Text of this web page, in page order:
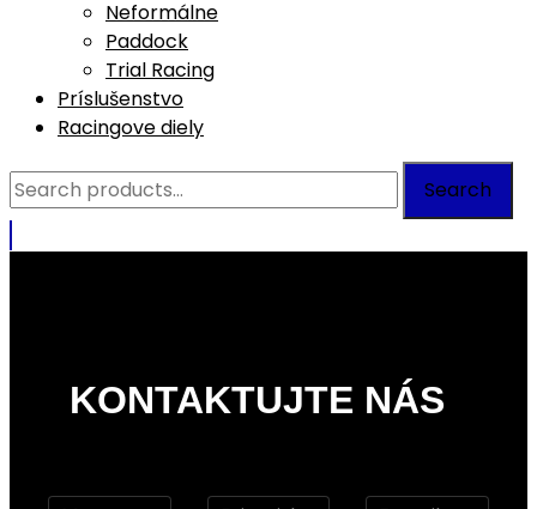
Neformálne
Paddock
Trial Racing
Príslušenstvo
Racingove diely
Search
for:
Search
KONTAKTUJTE NÁS